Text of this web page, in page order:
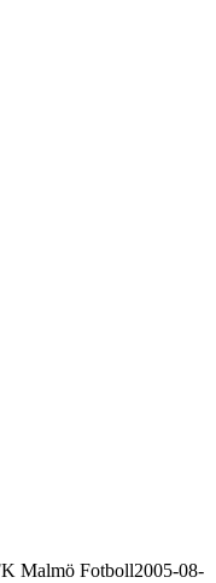
Malmö Fotboll2005-08-